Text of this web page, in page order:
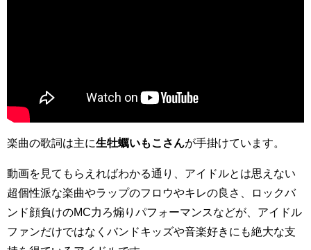
楽曲の歌詞は主に生牡蠣いもこさんが手掛けています。
動画を見てもらえればわかる通り、アイドルとは思えない
超個性派な楽曲やラップのフロウやキレの良さ、ロックバ
ンド顔負けのMC力ろ煽りパフォーマンスなどが、アイドル
ファンだけではなくバンドキッズや音楽好きにも絶大な支